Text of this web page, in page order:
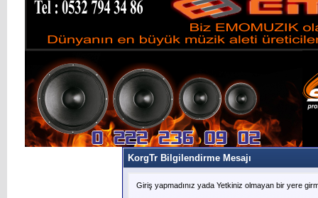
KorgTr Bilgilendirme Mesajı
Giriş yapmadınız yada Yetkiniz olmayan bir yere